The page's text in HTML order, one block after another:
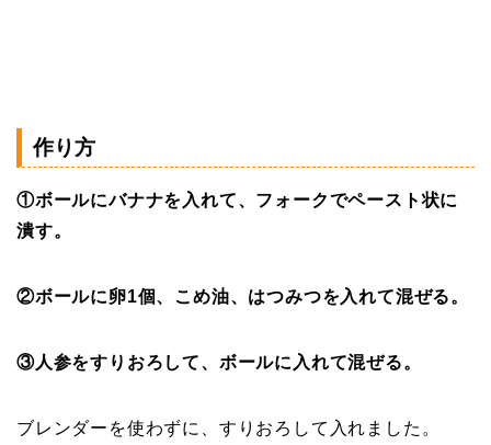
作り方
①ボールにバナナを入れて、フォークでペースト状に
潰す。
②ボールに卵1個、こめ油、はつみつを入れて混ぜる。
③人参をすりおろして、ボールに入れて混ぜる。
ブレンダーを使わずに、すりおろして入れました。